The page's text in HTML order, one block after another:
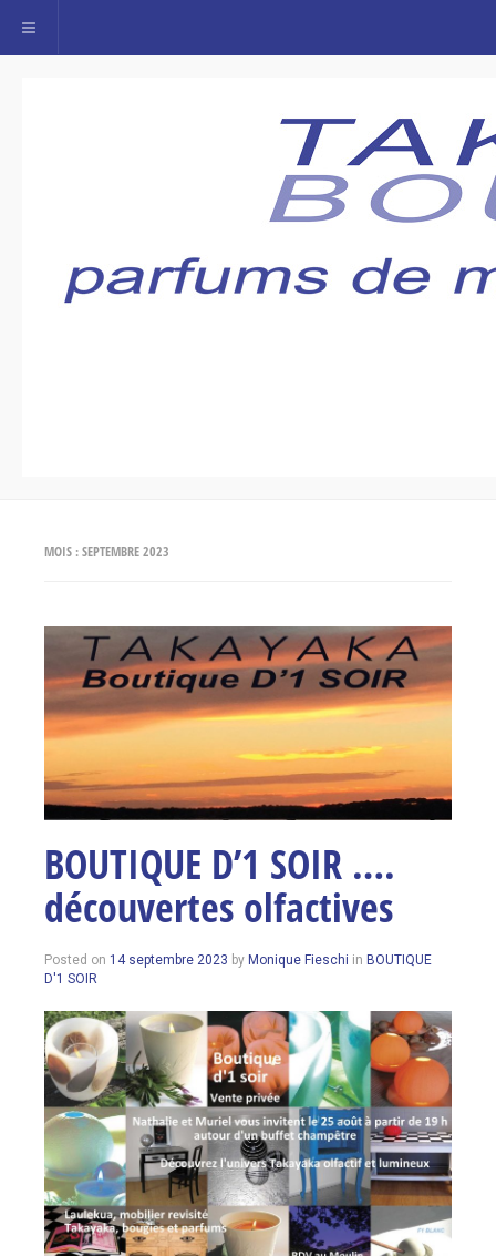
Toggle navigation
MOIS :SEPTEMBRE 2023
BOUTIQUE D’1 SOIR ….
découvertes olfactives
Posted on 14 septembre 2023 14
by Monique Fieschi in BOUTIQUE
D'1 SOIR